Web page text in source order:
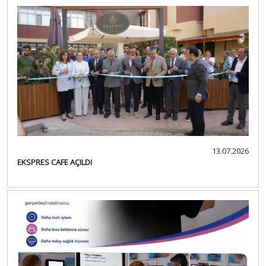
13.07.2026
EKSPRES CAFE AÇILDI